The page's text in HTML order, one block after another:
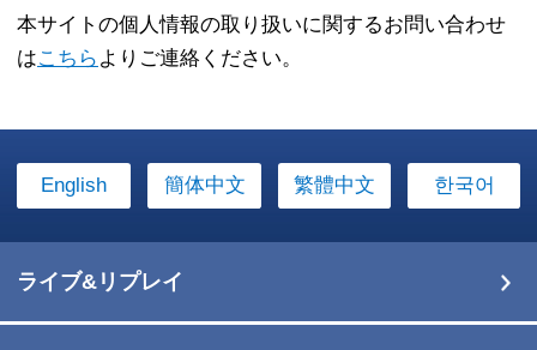
本サイトの個人情報の取り扱いに関するお問い合わせ
はこちら よりご連絡ください。
English 簡体中文 繁體中文 한국어
ライブ&リプレイ